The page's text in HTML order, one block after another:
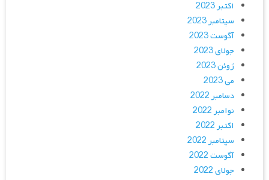
اکتبر 2023
سپتامبر 2023
آگوست 2023
جولای 2023
ژوئن 2023
می 2023
دسامبر 2022
نوامبر 2022
اکتبر 2022
سپتامبر 2022
آگوست 2022
جولای 2022